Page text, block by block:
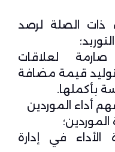
ذات الصلة لرصد
صارمة لعلاقات
توليد قيمة مضافة
بأكملها.
أداء الموردين
الموردين؛
الأداء في إدارة